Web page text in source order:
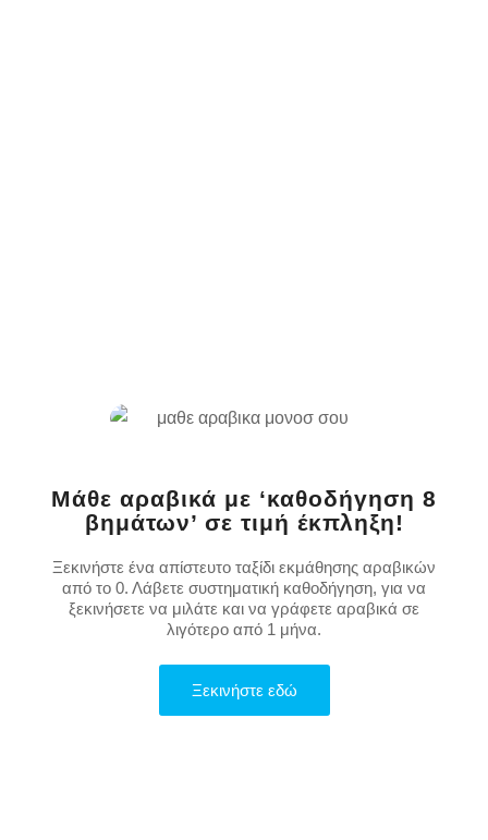
Μάθε αραβικά με ‘καθοδήγηση 8
βημάτων’ σε τιμή έκπληξη!
Ξεκινήστε ένα απίστευτο ταξίδι εκμάθησης αραβικών
από το 0. Λάβετε συστηματική καθοδήγηση, για να
ξεκινήσετε να μιλάτε και να γράφετε αραβικά σε
λιγότερο από 1 μήνα.
Ξεκινήστε εδώ